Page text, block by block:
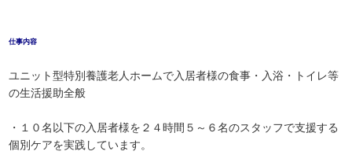
仕事内容
ユニット型特別養護老人ホームで入居者様の食事・入浴・トイレ等
の生活援助全般
・１０名以下の入居者様を２４時間５～６名のスタッフで支援する
個別ケアを実践しています。